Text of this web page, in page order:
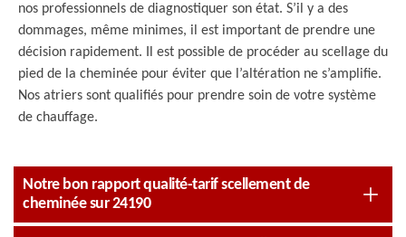
nos professionnels de diagnostiquer son état. S’il y a des
dommages, même minimes, il est important de prendre une
décision rapidement. Il est possible de procéder au scellage du
pied de la cheminée pour éviter que l’altération ne s’amplifie.
Nos atriers sont qualifiés pour prendre soin de votre système
de chauffage.
Notre bon rapport qualité-tarif scellement de
cheminée sur 24190